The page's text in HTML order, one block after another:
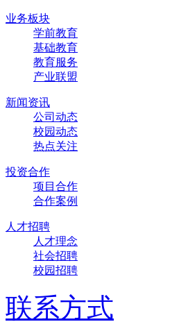
业务板块
学前教育
基础教育
教育服务
产业联盟
新闻资讯
公司动态
校园动态
热点关注
投资合作
项目合作
合作案例
人才招聘
人才理念
社会招聘
校园招聘
联系方式